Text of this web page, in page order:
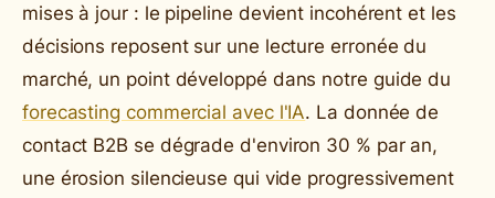
mises à jour : le pipeline devient incohérent et les
décisions reposent sur une lecture erronée du
marché, un point développé dans notre guide du
forecasting commercial avec l'IA. La donnée de
contact B2B se dégrade d'environ 30 % par an,
une érosion silencieuse qui vide progressivement